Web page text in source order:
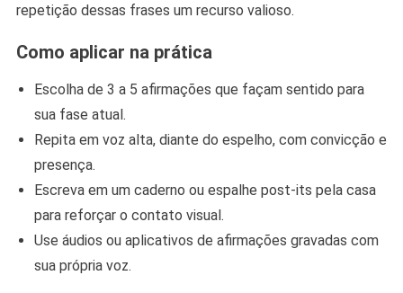
repetição dessas frases um recurso valioso.
Como aplicar na prática
Escolha de 3 a 5 afirmações que façam sentido para
sua fase atual.
Repita em voz alta, diante do espelho, com convicção e
presença.
Escreva em um caderno ou espalhe post-its pela casa
para reforçar o contato visual.
Use áudios ou aplicativos de afirmações gravadas com
sua própria voz.